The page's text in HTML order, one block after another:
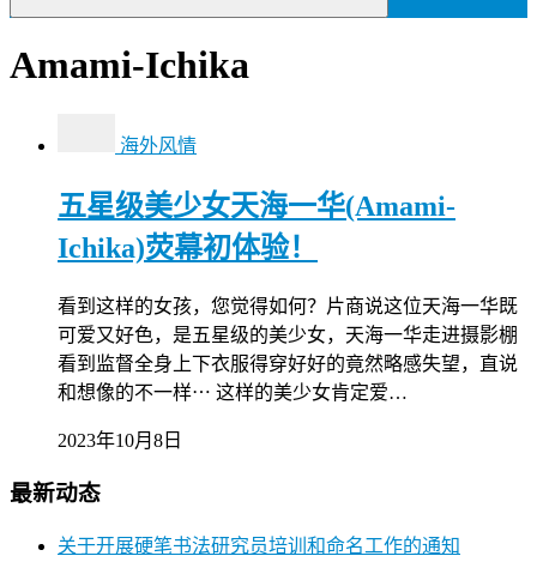
Amami-Ichika
海外风情
五星级美少女天海一华(Amami-
Ichika)荧幕初体验！
看到这样的女孩，您觉得如何？片商说这位天海一华既
可爱又好色，是五星级的美少女，天海一华走进摄影棚
看到监督全身上下衣服得穿好好的竟然略感失望，直说
和想像的不一样⋯ 这样的美少女肯定爱…
2023年10月8日
最新动态
关于开展硬笔书法研究员培训和命名工作的通知